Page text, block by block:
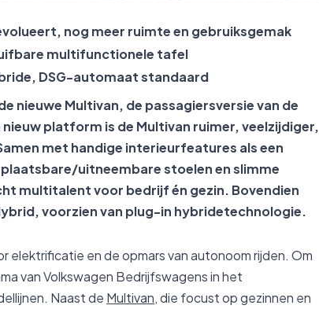
nog meer ruimte en gebruiksgemak
multifunctionele tafel
DSG-automaat standaard
nieuwe Multivan, de passagiersversie van de
platform is de Multivan ruimer, veelzijdiger,
met handige interieurfeatures als een
uitneembare stoelen en slimme
multitalent voor bedrijf én gezin. Bovendien
voorzien van plug-in hybridetechnologie.
en de opmars van autonoom rijden. Om
van Volkswagen Bedrijfswagens in het
Naast de Multivan, die focust op gezinnen en